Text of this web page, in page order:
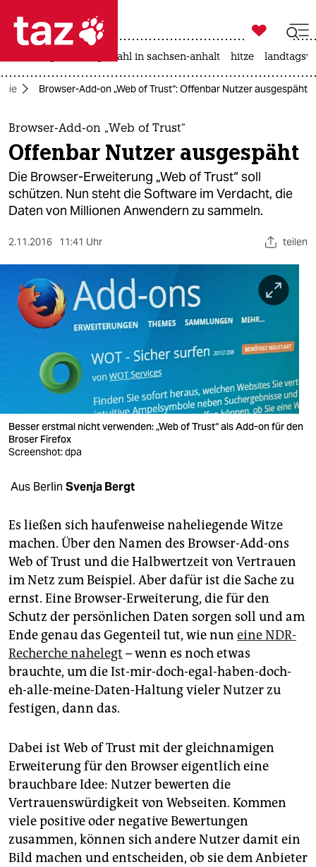
 taz zahl ich
taz zahl ich
themen
politik
öko
sport
berlin
wahrheit
verlag
verlag
shop
fragen & hilfe
unterstützen
abo
genossenschaft
epaper login

taz zahl ich
landtagswahl in sachsen-anhalt hitze
Browser-Add-on „Web of Trust“: Offenbar Nutzer ausgespäht
Browser-Add-on „Web of Trust“
Offenbar Nutzer ausgespäht
Die Browser-Erweiterung „Web of Trust“ soll
schützen. Nun steht die Software im Verdacht, die
Daten von Millionen Anwendern zu sammeln.
2.11.2016 11:41 Uhr teilen
Besser erstmal nicht verwenden: „Web of Trust“ als Add-on für den
Broser Firefox
Screenshot: dpa
Aus Berlin Svenja Bergt
Es ließen sich haufenweise naheliegende Witze
machen. Über den Namen des Browser-Add-ons
Web of Trust und die Halbwertzeit von Vertrauen
im Netz zum Beispiel. Aber dafür ist die Sache zu
ernst. Eine Browser-Erweiterung, die für den
Schutz der persönlichen Daten sorgen soll und am
Ende genau das Gegenteil tut, wie nun eine NDR-
Recherche nahelegt – wenn es noch etwas
brauchte, um die Ist-mir-doch-egal-haben-doch-
eh-alle-meine-Daten-Haltung vieler Nutzer zu
festigen, dann das.
Dabei ist Web of Trust mit der gleichnamigen
Erweiterung für den Browser eigentlich eine
brauchbare Idee: Nutzer bewerten die
Vertrauenswürdigkeit von Webseiten. Kommen
viele positive oder negative Bewertungen
zusammen, können sich andere Nutzer damit ein
Bild machen und entscheiden, ob sie dem Anbieter